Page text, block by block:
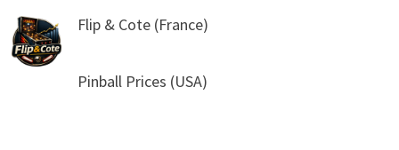
Flip & Cote(France)
Pinball Prices (USA)